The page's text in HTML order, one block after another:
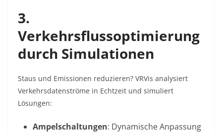
3.
Verkehrsflussoptimierung
durch Simulationen
Staus und Emissionen reduzieren? VRVis analysiert
Verkehrsdatenströme in Echtzeit und simuliert
Lösungen:
Ampelschaltungen: Dynamische Anpassung